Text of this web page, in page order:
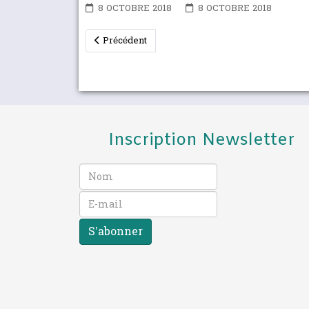
8 OCTOBRE 2018
8 OCTOBRE 2018
Article précédent : Association 3B lance une
Précédent
Inscription Newsletter
S’abonner